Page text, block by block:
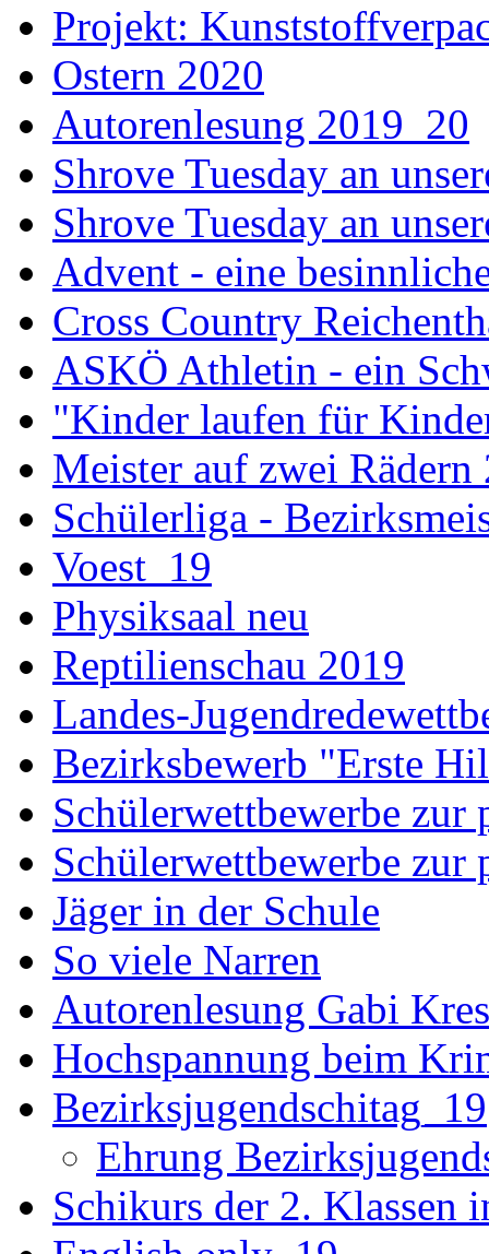
Projekt:
Ostern 2020
Autorenlesung 2019_20
Shrove Tuesday an
Shrove Tuesday an
Advent - eine
Cross Country
ASKÖ Athletin - ein
"Kinder laufen für
Meister auf zwei Rädern
Schülerliga -
Voest_19
Physiksaal neu
Reptilienschau 2019
Landes-
Bezirksbewerb "Erste
Schülerwettbewerbe
Schülerwettbewerbe
Jäger in der Schule
So viele Narren
Autorenlesung Gabi
Hochspannung beim
Bezirksjugendschitag_19
Ehrung
Schikurs der 2. Klassen